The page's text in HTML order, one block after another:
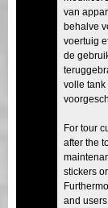
van
behalve
voertuig
de
volle tank
For tour
after the
stickers
and